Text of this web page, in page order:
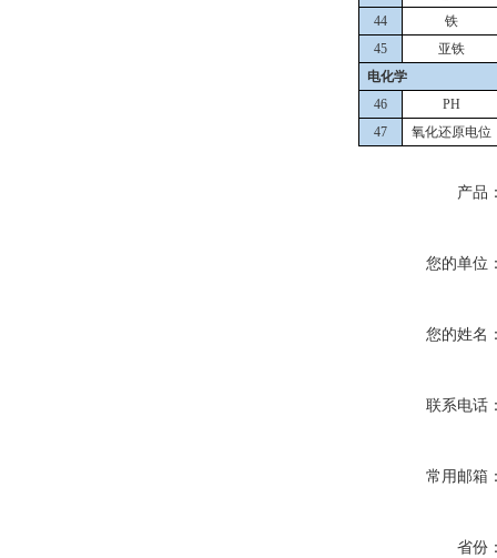
44
铁
45
亚铁
电化学
46 PH
47 氧化还原电位
产品
您的单位
您的姓名
联系电话
常用邮箱
省份